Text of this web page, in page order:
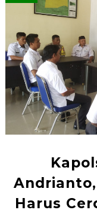
Harus